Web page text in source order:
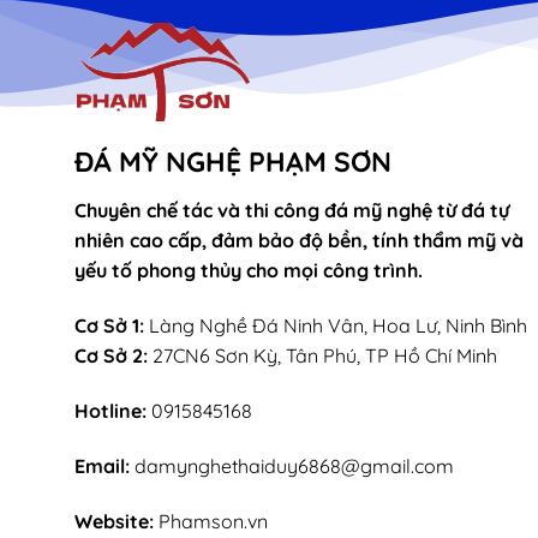
ĐÁ MỸ NGHỆ PHẠM SƠN
Chuyên chế tác và thi công đá mỹ nghệ từ đá tự
nhiên cao cấp, đảm bảo độ bền, tính thẩm mỹ và
yếu tố phong thủy cho mọi công trình.
Cơ Sở 1: Làng Nghề Đá Ninh Vân, Hoa Lư, Ninh Bình
Cơ Sở 2: 27CN6 Sơn Kỳ, Tân Phú, TP Hồ Chí Minh
Hotline: 0915845168
Email: damynghethaiduy6868@gmail.com
Website: Phamson.vn